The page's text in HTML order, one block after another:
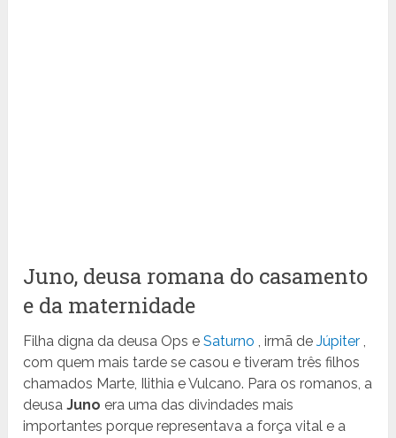
Juno, deusa romana do casamento
e da maternidade
Filha digna da deusa Ops eSaturno , irmã deJúpiter ,
com quem mais tarde se casou e tiveram três filhos
chamados Marte, Ilithia e Vulcano. Para os romanos, a
deusaJuno era uma das divindades mais
importantes porque representava a força vital e a